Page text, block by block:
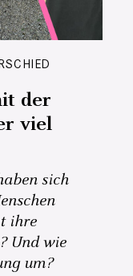
der
viel
sich
ihre
Und wie
um?